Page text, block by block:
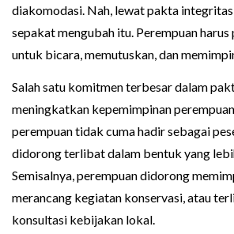
diakomodasi. Nah, lewat pakta integritas
sepakat mengubah itu. Perempuan harus
untuk bicara, memutuskan, dan
Salah satu komitmen terbesar dalam
meningkatkan kepemimpinan
perempuan tidak cuma hadir sebagai
didorong terlibat dalam bentuk yang
Semisalnya, perempuan didorong
merancang kegiatan konservasi, atau
konsultasi kebijakan lokal.